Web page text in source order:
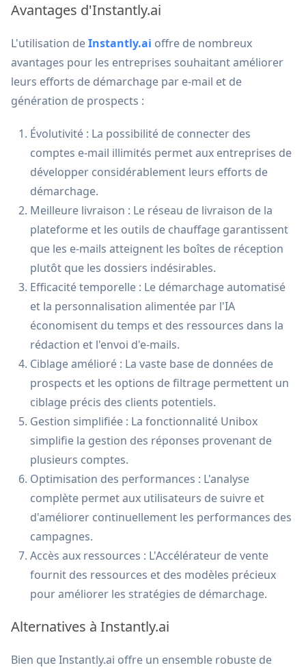
Avantages d'Instantly.ai
L'utilisation deInstantly.ai offre de nombreux
avantages pour les entreprises souhaitant améliorer
leurs efforts de démarchage par e-mail et de
génération de prospects :
Évolutivité : La possibilité de connecter des
comptes e-mail illimités permet aux entreprises de
développer considérablement leurs efforts de
démarchage.
Meilleure livraison : Le réseau de livraison de la
plateforme et les outils de chauffage garantissent
que les e-mails atteignent les boîtes de réception
plutôt que les dossiers indésirables.
Efficacité temporelle : Le démarchage automatisé
et la personnalisation alimentée par l'IA
économisent du temps et des ressources dans la
rédaction et l'envoi d'e-mails.
Ciblage amélioré : La vaste base de données de
prospects et les options de filtrage permettent un
ciblage précis des clients potentiels.
Gestion simplifiée : La fonctionnalité Unibox
simplifie la gestion des réponses provenant de
plusieurs comptes.
Optimisation des performances : L'analyse
complète permet aux utilisateurs de suivre et
d'améliorer continuellement les performances des
campagnes.
Accès aux ressources : L'Accélérateur de vente
fournit des ressources et des modèles précieux
pour améliorer les stratégies de démarchage.
Alternatives à Instantly.ai
Bien que Instantly.ai offre un ensemble robuste de